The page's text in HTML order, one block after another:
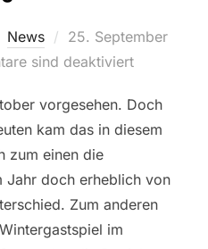
News
Veröffentlicht
am
25. September
sind deaktiviert
vorgesehen. Doch
kam das in diesem
zum einen die
Jahr doch erheblich von
Zum anderen
im